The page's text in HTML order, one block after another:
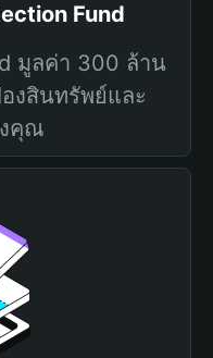
Fund
มูลค่า 300 ล้าน
งสินทรัพย์และ
คุณ